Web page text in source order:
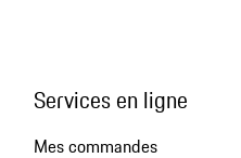
Services en ligne
Mes commandes